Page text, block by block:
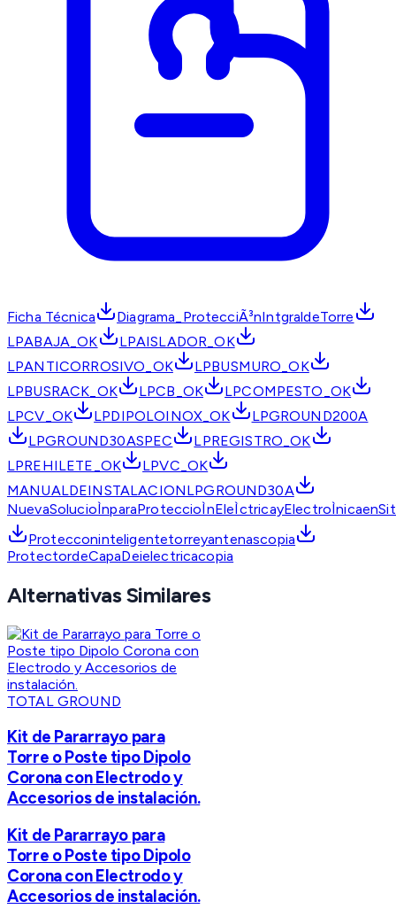
Ficha Técnica
Diagrama_ProtecciÃ³nIntgraldeTorre
LPABAJA_OK
LPAISLADOR_OK
LPANTICORROSIVO_OK
LPBUSMURO_OK
LPBUSRACK_OK
LPCB_OK
LPCOMPESTO_OK
LPCV_OK
LPDIPOLOINOX_OK
LPGROUND200A
LPGROUND30ASPEC
LPREGISTRO_OK
LPREHILETE_OK
LPVC_OK
MANUALDEINSTALACIONLPGROUND30A
Protecconinteligentetorreyantenascopia
ProtectordeCapaDeielectricacopia
Alternativas Similares
TOTAL GROUND
Kit de Pararrayo para
Torre o Poste tipo Dipolo
Corona con Electrodo y
Accesorios de instalación.
Kit de Pararrayo para
Torre o Poste tipo Dipolo
Corona con Electrodo y
Accesorios de instalación.